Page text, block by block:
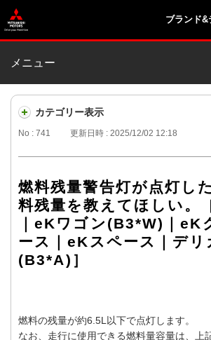
ブランド&
メニュー
カテゴリー表示
No : 741 更新日時 : 2025/12/02 12:18
燃料残量警告灯が点灯し
料残量を教えてほしい。
｜eKワゴン(B3*W)｜eK
ース｜eKスペース｜デリ
(B3*A)］
燃料の残量が約6.5L以下で点灯します。
なお、走行に使用できる燃料量容量は、上